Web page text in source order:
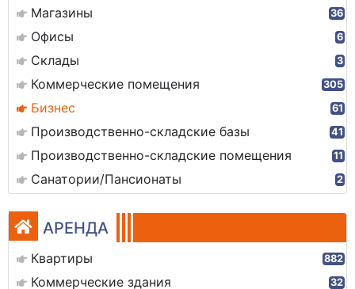
Магазины 36
Офисы 6
Склады 3
Коммерческие помещения 305
Бизнес 61
Производственно-складские базы 41
Производственно-складские помещения 11
Санатории/Пансионаты 2
АРЕНДА
Квартиры 882
Коммерческие здания 32